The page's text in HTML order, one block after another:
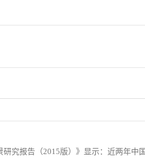
究报告（2015版）》显示：近两年中